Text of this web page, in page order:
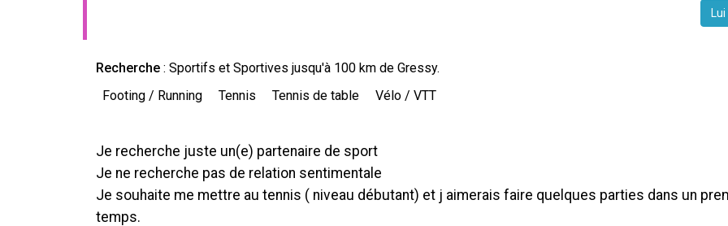
Recherche : Sportifs et Sportives jusqu'à 100 km de Gressy.
Footing / Running
Tennis Tennis de table Vélo / VTT
Je recherche juste un(e) partenaire de sport
Je ne recherche pas de relation sentimentale
Je souhaite me mettre au tennis ( niveau débutant) et j aimerais faire quelques parties dans un
temps.